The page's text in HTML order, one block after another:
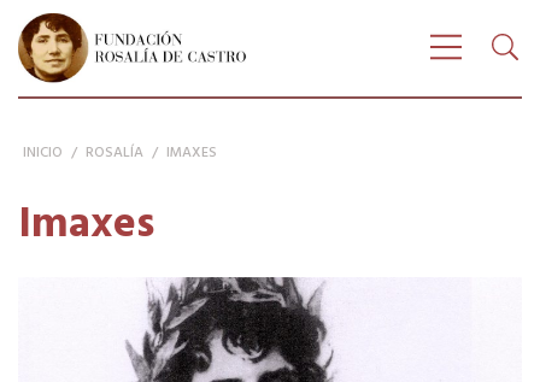
FUNDACIÓN ROSALÍA DE CASTRO
Buscar:
INICIO / ROSALÍA / IMAXES
Imaxes